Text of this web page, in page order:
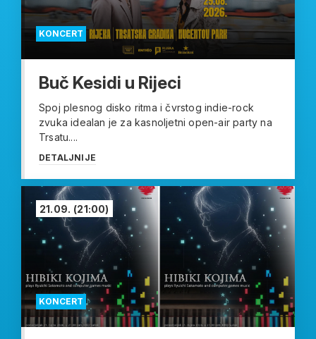
KONCERT
Buč Kesidi u Rijeci
Spoj plesnog disko ritma i čvrstog indie-rock
zvuka idealan je za kasnoljetni open-air party na
Trsatu....
DETALJNIJE
KONCERT
21.09. (21:00)